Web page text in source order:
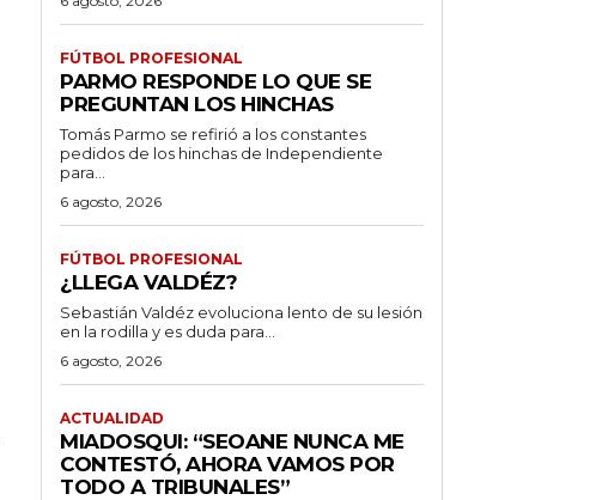
FÚTBOL PROFESIONAL
PARMO RESPONDE LO QUE SE
PREGUNTAN LOS HINCHAS
Tomás Parmo se refirió a los constantes
pedidos de los hinchas de Independiente
para...
6 agosto, 2026
FÚTBOL PROFESIONAL
¿LLEGA VALDÉZ?
Sebastián Valdéz evoluciona lento de su lesión
en la rodilla y es duda para...
6 agosto, 2026
ACTUALIDAD
MIADOSQUI: “SEOANE NUNCA ME
CONTESTÓ, AHORA VAMOS POR
TODO A TRIBUNALES”